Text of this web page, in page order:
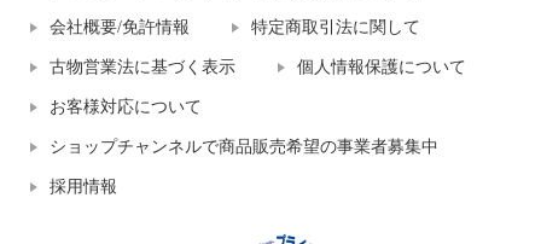
会社概要/免許情報 特定商取引法に関して
古物営業法に基づく表示 個人情報保護について
お客様対応について
ショップチャンネルで商品販売希望の事業者募集中
採用情報